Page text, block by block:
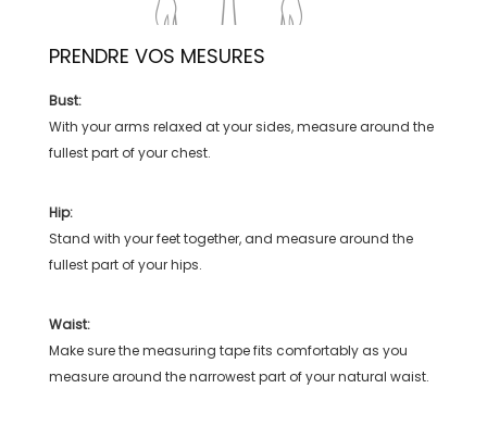
PRENDRE VOS MESURES
Bust:
With your arms relaxed at your sides, measure around the
fullest part of your chest.
Hip:
Stand with your feet together, and measure around the
fullest part of your hips.
Waist:
Make sure the measuring tape fits comfortably as you
measure around the narrowest part of your natural waist.